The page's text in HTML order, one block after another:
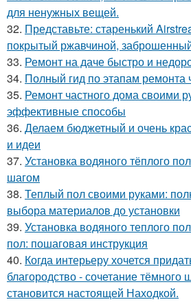
для ненужных вещей.
32. Представьте: старенький
покрытый ржавчиной,
33. Ремонт на даче быстро и
34. Полный гид по этапам ремонта
35. Ремонт частного дома своими
эффективные способы
36. Делаем бюджетный и очень
и идеи
37. Установка водяного тёплого
шагом
38. Теплый пол своими руками:
выбора материалов до установки
39. Установка водяного теплого
пол: пошаговая инструкция
40. Когда интерьеру хочется
благородство - сочетание тёмного
становится настоящей Находкой.